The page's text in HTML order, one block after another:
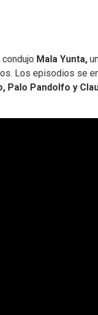
Mala Yunta,
Los episodios se
Palo Pandolfo y